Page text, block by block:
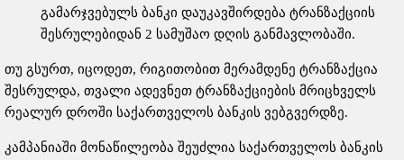
გამარჯვებულს ბანკი დაუკავშირდება ტრანზაქციის
შესრულებიდან 2 სამუშაო დღის განმავლობაში.
თუ გსურთ, იცოდეთ, რიგითობით მერამდენე ტრანზაქცია
შესრულდა, თვალი ადევნეთ ტრანზაქციების მრიცხველს
რეალურ დროში საქართველოს ბანკის ვებგვერდზე.
კამპანიაში მონაწილეობა შეუძლია საქართველოს ბანკის